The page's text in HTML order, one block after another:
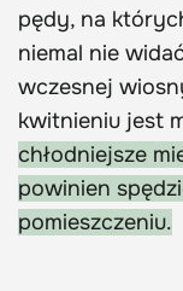
pędy, na
niemal nie
wczesnej
kwitnieniu jest
chłodniejsze
powinien
pomieszczeniu.